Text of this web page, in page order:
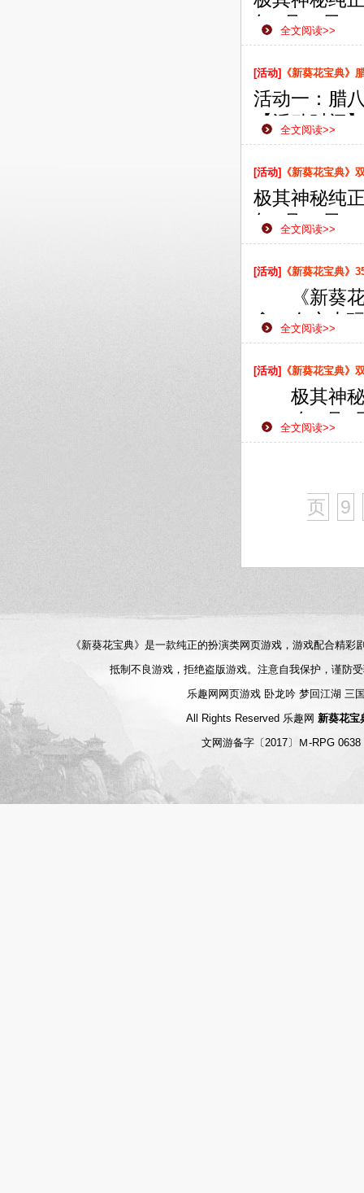
年1月15日
款网页游戏
侠之路更加
全文阅读>>
[活动] 《新葵花宝典》
活动一：腊
【活动时间
【活动范围
【活动内容
即可获赠珍
【活动奖励
全文阅读>>
[活动] 《新葵花宝典》
极其神秘纯
年1月11日
款网页游戏
侠之路更加
全文阅读>>
[活动] 《新葵花宝典》
《新葵花
念，在广大
为了给广大
展了此次数
全文阅读>>
[活动] 《新葵花宝典》
极其神秘
2019年1月
略这款网页
全文阅读>>
页 9
《新葵花宝典》是一款纯正的扮演类网页游戏，游戏配合精
抵制不良游戏，拒绝盗版游戏。注意自我保护，谨防
乐趣网网页游戏 卧龙吟 梦回江湖 三
All Rights Reserved 乐趣网 新葵花宝
文网游备字〔2017〕Ｍ-RPG